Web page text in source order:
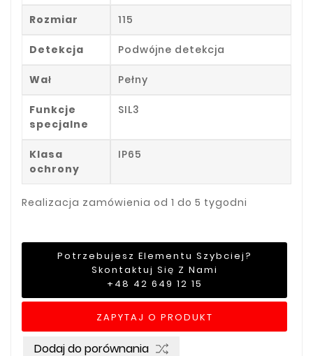
Rozmiar 115
Detekcja Podwójne detekcja
Wał Pełny
Funkcje
specjalne
SIL3
Klasa
ochrony
IP65
Realizacja zamówienia od 1 do 5 tygodni
Potrzebujesz Elementu Szybciej?
Skontaktuj Się Z Nami
+48 42 649 12 15
ZAPYTAJ O PRODUKT
Dodaj do porównania